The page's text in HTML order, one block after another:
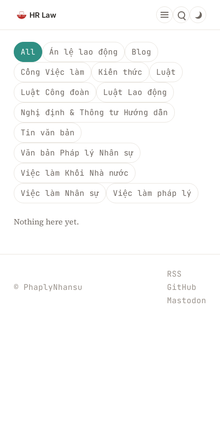
phần
dung
HR Law
All Án lệ lao động
Blog
Cổng Việc làm
Kiến thức
Luật
Luật Công đoàn
Luật Lao động
Nghị định & Thông tư Hướng dẫn
Tin văn bản
Văn bản Pháp lý Nhân sự
Việc làm Khối Nhà nước
Việc làm Nhân sự
Việc làm pháp lý
Nothing here yet.
© PhaplyNhansu
RSS
GitHub
Mastodon